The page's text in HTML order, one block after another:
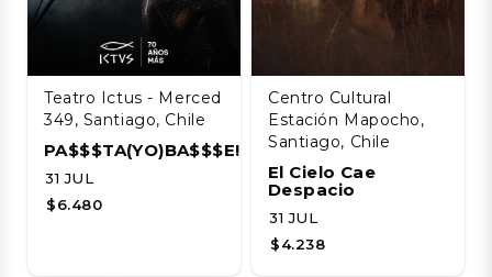
Teatro Ictus - Merced
349, Santiago, Chile
PA$$$TA(YO)BA$$$E!!!!
31 JUL
$6.480
Centro Cultural
Estación Mapocho,
Santiago, Chile
El Cielo Cae
Despacio
31 JUL
$4.238